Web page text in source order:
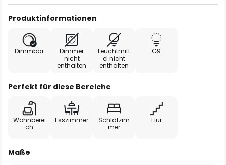
Produktinformationen
Dimmbar
Dimmer
nicht
enthalten
Leuchtmitt
el nicht
enthalten
G9
Perfekt für diese Bereiche
Wohnberei
ch
Esszimmer
Schlafzim
mer
Flur
Maße